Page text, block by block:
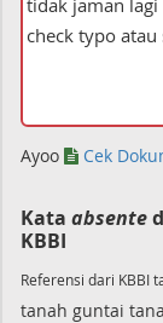
Ayoo Cek
Kata absente
KBBI
Referensi dari KBBI
tanah guntai